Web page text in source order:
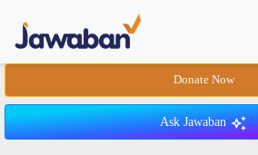
Donate Now
Ask Jawaban